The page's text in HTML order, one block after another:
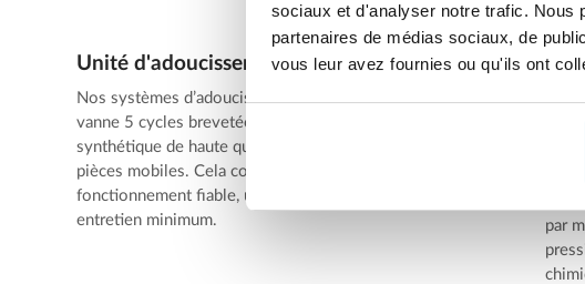
sociaux et d'analyser notre trafic. Nous
partenaires de médias sociaux, de
vous leur avez fournies ou qu'ils ont
Unité d'adoucissement
Nos systèmes d’adoucissements sont équipés de
vanne 5 cycles brevetée est fabriquée en matière
synthétique de haute qualité et comporte peu de
pièces mobiles. Cela confère à la vanne un
fonctionnement fiable, une grande longévité et un
entretien minimum.
Les
par